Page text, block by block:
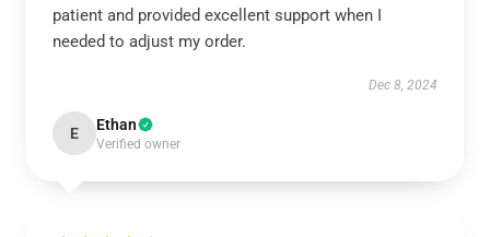
patient and provided excellent support when I
needed to adjust my order.
Dec 8, 2024
E Ethan
Verified owner